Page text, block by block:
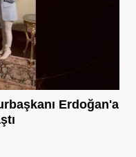
Erdoğan'a